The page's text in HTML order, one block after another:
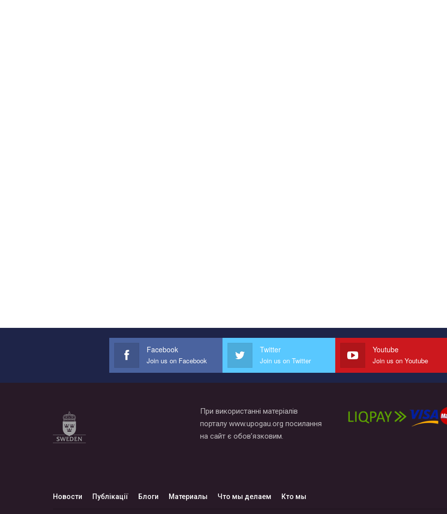
Facebook
Join us on Facebook
Twitter
Join us on Twitter
Youtube
Join us on Youtube
При використанні матеріалів
порталу www.upogau.org посилання
на сайт є обов’язковим.
Новости Публікації Блоги Материалы Что мы делаем Кто мы